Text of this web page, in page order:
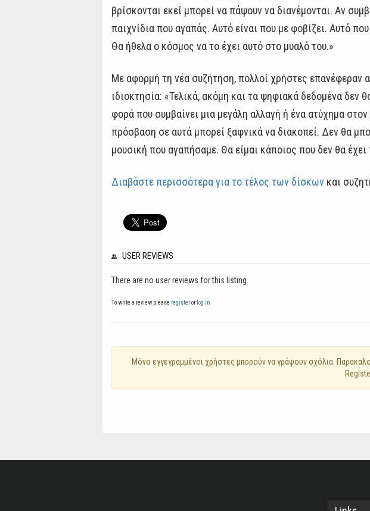
βρίσκονται εκεί μπορεί να πάψουν να διανέμονται. Αν
παιχνίδια που αγαπάς. Αυτό είναι που με φοβίζει. Αυτό
Θα ήθελα ο κόσμος να το έχει αυτό στο μυαλό του.»
Με αφορμή τη νέα συζήτηση, πολλοί χρήστες επανέφεραν
ιδιοκτησία: «Τελικά, ακόμη και τα ψηφιακά δεδομένα
φορά που συμβαίνει μια μεγάλη αλλαγή ή ένα ατύχημα
πρόσβαση σε αυτά μπορεί ξαφνικά να διακοπεί. Δεν θα
μουσική που αγαπήσαμε. Θα είμαι κάποιος που δεν θα
Διαβάστε περισσότερα για το τέλος των δίσκων και
USER REVIEWS
There are no user reviews for this listing.
To write a review please registeror log in
Mόνο εγγεγραμμένοι χρήστες μπορούν να γράψουν σχόλια.